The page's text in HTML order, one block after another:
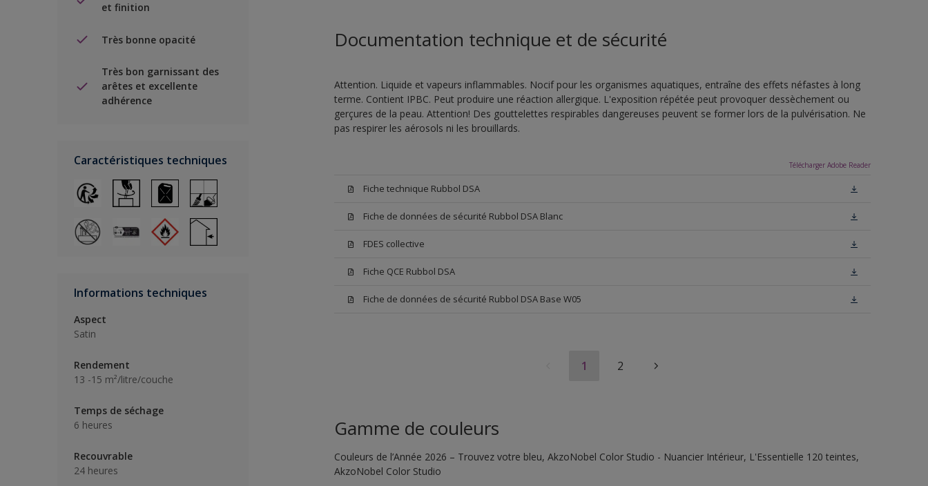
et finition
Très bonne opacité
Très bon garnissant des
arêtes et excellente
adhérence
Caractéristiques techniques
Informations techniques
Aspect
Satin
Rendement
13 -15 m²/litre/couche
Temps de séchage
6 heures
Recouvrable
24 heures
Documentation technique et de sécurité
Attention. Liquide et vapeurs inflammables. Nocif pour les organismes aquatiques, entraîne des effets néfastes à long
terme. Contient IPBC. Peut produire une réaction allergique. L'exposition répétée peut provoquer dessèchement ou
gerçures de la peau. Attention! Des gouttelettes respirables dangereuses peuvent se former lors de la pulvérisation. Ne
pas respirer les aérosols ni les brouillards.
Télécharger Adobe Reader
Fiche technique Rubbol DSA
Fiche de données de sécurité Rubbol DSA Blanc
FDES collective
Fiche QCE Rubbol DSA
Fiche de données de sécurité Rubbol DSA Base W05
1 2
Gamme de couleurs
Couleurs de l’Année 2026 – Trouvez votre bleu, AkzoNobel Color Studio - Nuancier Intérieur, L'Essentielle 120 teintes,
AkzoNobel Color Studio